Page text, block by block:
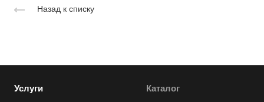
Назад к списку
Услуги Каталог